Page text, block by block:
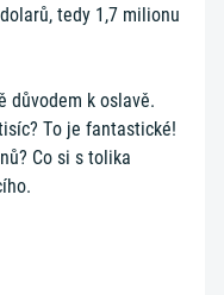
tedy 1,7 milionu
důvodem k oslavě.
To je fantastické!
Co si s tolika